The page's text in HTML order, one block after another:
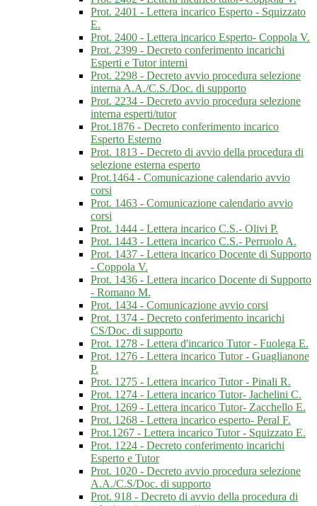
Prot. 2401 - Lettera incarico Esperto - Squizzato
E.
Prot. 2400 - Lettera incarico Esperto- Coppola V.
Prot. 2399 - Decreto conferimento incarichi
Esperti e Tutor interni
Prot. 2298 - Decreto avvio procedura selezione
interna A.A./C.S./Doc. di supporto
Prot. 2234 - Decreto avvio procedura selezione
interna esperti/tutor
Prot.1876 - Decreto conferimento incarico
Esperto Esterno
Prot. 1813 - Decreto di avvio della procedura di
selezione esterna esperto
Prot.1464 - Comunicazione calendario avvio
corsi
Prot. 1463 - Comunicazione calendario avvio
corsi
Prot. 1444 - Lettera incarico C.S.- Olivi P.
Prot. 1443 - Lettera incarico C.S.- Perruolo A.
Prot. 1437 - Lettera incarico Docente di Supporto
- Coppola V.
Prot. 1436 - Lettera incarico Docente di Supporto
- Romano M.
Prot. 1434 - Comunicazione avvio corsi
Prot. 1374 - Decreto conferimento incarichi
CS/Doc. di supporto
Prot. 1278 - Lettera d'incarico Tutor - Fuolega E.
Prot. 1276 - Lettera incarico Tutor - Guaglianone
P.
Prot. 1275 - Lettera incarico Tutor - Pinali R.
Prot. 1274 - Lettera incarico Tutor- Jachelini C.
Prot. 1269 - Lettera incarico Tutor- Zacchello E.
Prot. 1268 - Lettera incarico esperto- Peral F.
Prot.1267 - Lettera incarico Tutor - Squizzato E.
Prot. 1224 - Decreto conferimento incarichi
Esperto e Tutor
Prot. 1020 - Decreto avvio procedura selezione
A.A./C.S/Doc. di supporto
Prot. 918 - Decreto di avvio della procedura di